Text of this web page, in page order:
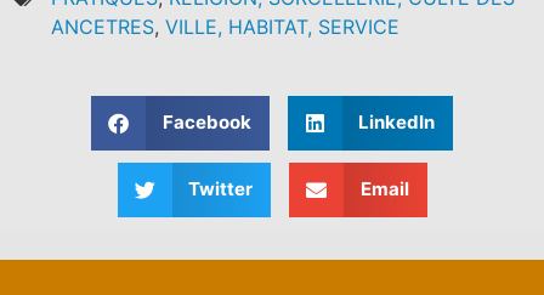
ANCETRES, VILLE, HABITAT, SERVICE
Facebook LinkedIn
Twitter Email